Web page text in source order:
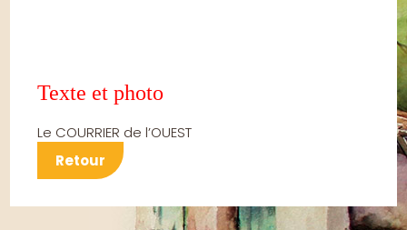
Texte et photo
Le COURRIER de l’OUEST
Retour